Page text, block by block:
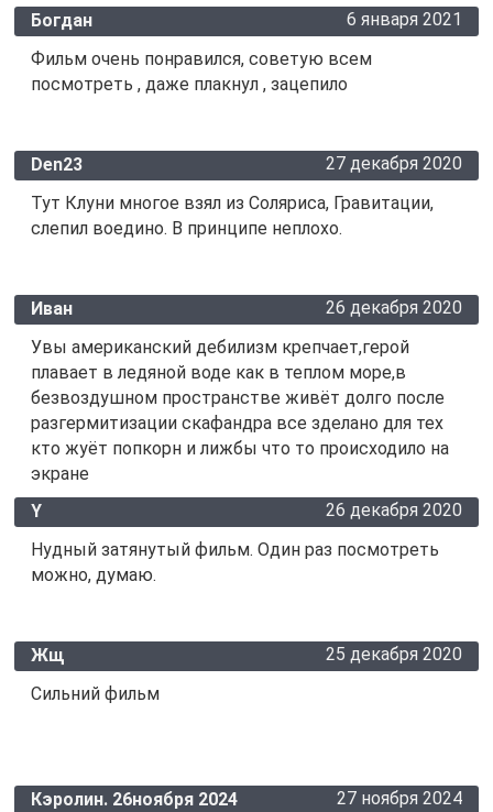
Богдан
6 января 2021
Фильм очень понравился, советую всем
посмотреть , даже плакнул , зацепило
Den23
27 декабря 2020
Тут Клуни многое взял из Соляриса, Гравитации,
слепил воедино. В принципе неплохо.
Иван
26 декабря 2020
Увы американский дебилизм крепчает,герой
плавает в ледяной воде как в теплом море,в
безвоздушном пространстве живёт долго после
разгермитизации скафандра все зделано для тех
кто жуёт попкорн и лижбы что то происходило на
экране
Y
26 декабря 2020
Нудный затянутый фильм. Один раз посмотреть
можно, думаю.
Жщ
25 декабря 2020
Сильний фильм
Кэролин. 26ноября 2024
27 ноября 2024